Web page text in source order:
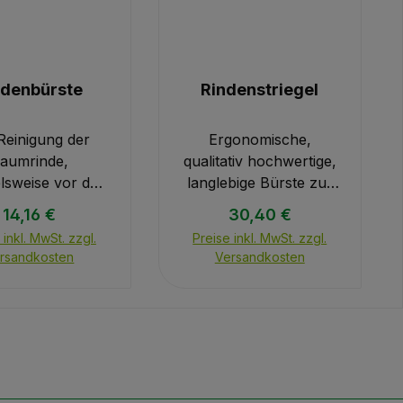
der
vor der
vom
LX und
oder des
Regulärer Preis:
14,16 €
MwSt. zzgl.
Rindenstriegel
Ergonomische,
qualitativ hochwertige,
langlebige Bürste zur
rindenschonenden
Reinigung von Bäume
um Schutzanstriche,
wie z. B. ARBO-FLEX,
Rinde zu verletzen.
Regulärer Preis:
30,40 €
Preise inkl. MwSt. zzgl.
Versandkosten